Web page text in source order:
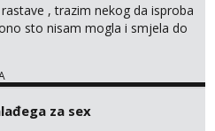
, trazim nekog da isproba
sto nisam mogla i smjela do
za sex